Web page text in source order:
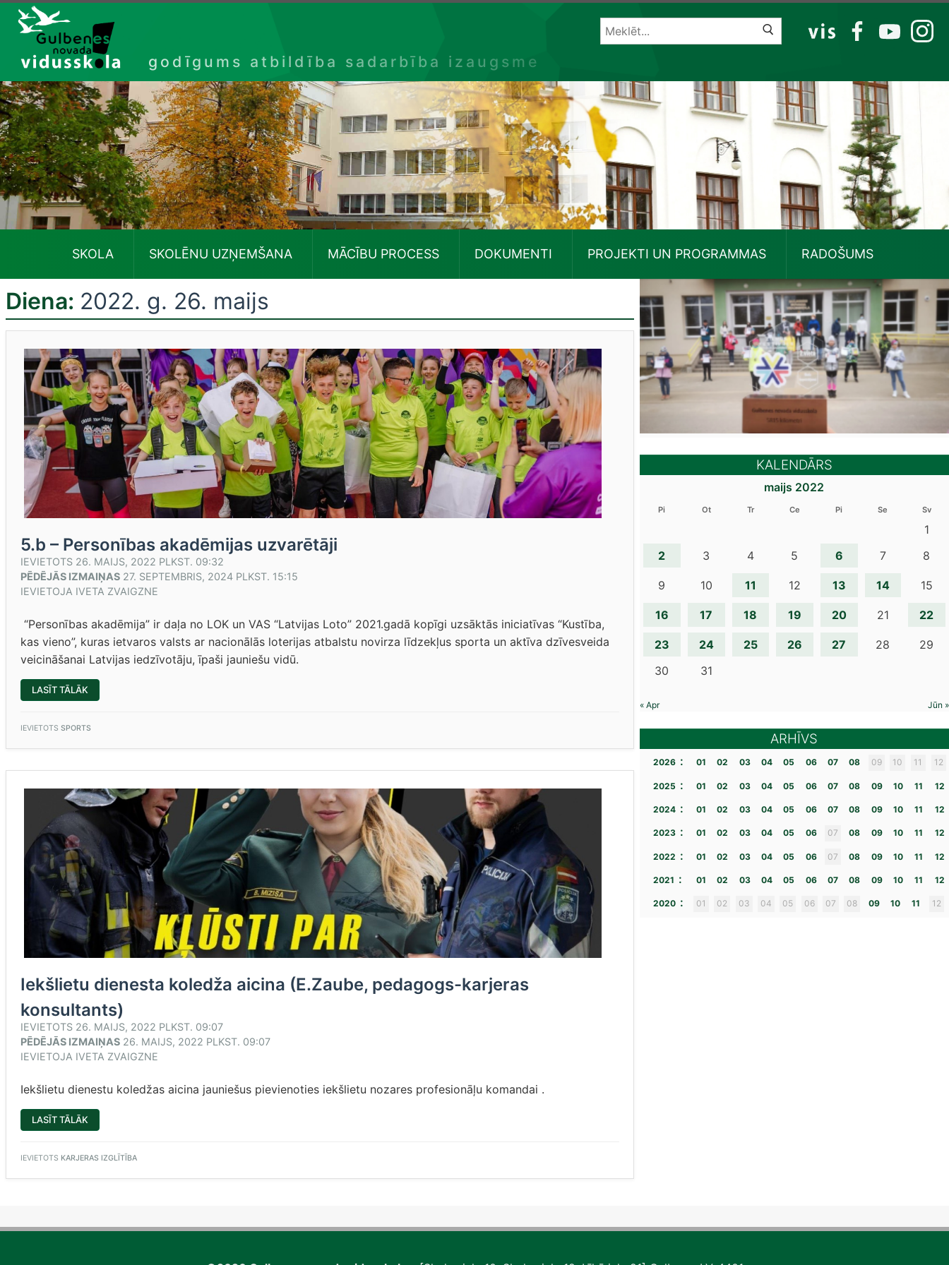
Izlaist
godīgums atbildība sadarbība izaugsme
VIS FB YT IG
SKOLA SKOLĒNU UZŅEMŠANA MĀCĪBU PROCESS DOKUMENTI PROJEKTI UN PROGRAMMAS RADOŠUMS
Diena: 2022. g. 26. maijs
5.b – Personības akadēmijas uzvarētāji
IEVIETOTS 26. MAIJS, 2022 PLKST. 09:32
PĒDĒJĀS IZMAIŅAS 27. SEPTEMBRIS, 2024 PLKST. 15:15
IEVIETOJA IVETA ZVAIGZNE
“Personības akadēmija” ir daļa no LOK un VAS “Latvijas Loto” 2021.gadā kopīgi uzsāktās iniciatīvas “Kustība,
kas vieno”, kuras ietvaros valsts ar nacionālās loterijas atbalstu novirza līdzekļus sporta un aktīva dzīvesveida
veicināšanai Latvijas iedzīvotāju, īpaši jauniešu vidū.
LASĪT TĀLĀK
UZVARĒTĀJI”
IEVIETOTS SPORTS
Iekšlietu dienesta koledža aicina (E.Zaube, pedagogs-karjeras
konsultants)
IEVIETOTS 26. MAIJS, 2022 PLKST. 09:07
PĒDĒJĀS IZMAIŅAS 26. MAIJS, 2022 PLKST. 09:07
IEVIETOJA IVETA ZVAIGZNE
Iekšlietu dienestu koledžas aicina jauniešus pievienoties iekšlietu nozares profesionāļu komandai .
LASĪT TĀLĀK
DIENESTA
(E.ZAUBE,
IEVIETOTS KARJERAS IZGLĪTĪBA
KALENDĀRS
maijs 2022
Pi Ot Tr Ce Pi Se Sv
1
2
3 4 5 6 7 8
9 10 11 12 13 14 15
16 17 18 19 20 21 22
23 24 25 26 27 28
29
30
31
« Apr Jūn »
ARHĪVS
2026 : 01 02 03 04 05 06 07 08 09 10 11 12
2025 : 01 02 03 04 05 06 07 08 09 10 11 12
2024 : 01 02 03 04 05 06 07 08 09 10 11 12
2023 : 01 02 03 04 05 06 07 08 09 10 11 12
2022 : 01 02 03 04 05 06 07 08 09 10 11 12
2021 : 01 02 03 04 05 06 07 08 09 10 11 12
2020 : 01 02 03 04 05 06 07 08 09 10 11 12